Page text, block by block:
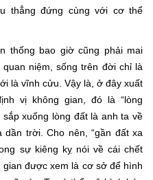
thẳng đứng cùng với cơ thể
bao giờ cũng phải mai
niệm, sống trên đời chỉ là
là vĩnh cửu. Vậy là, ở đây xuất
vị không gian, đó là “lòng
xuống lòng đất là anh ta về
trời. Cho nên, “gần đất xa
sự kiêng kỵ nói về cái chết
được xem là cơ sở để hình